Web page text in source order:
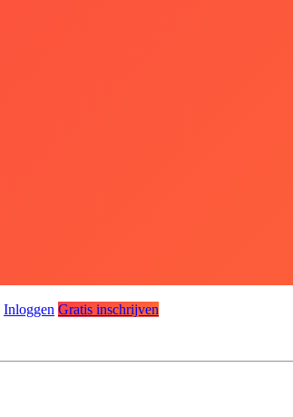
Inloggen Gratis inschrijven